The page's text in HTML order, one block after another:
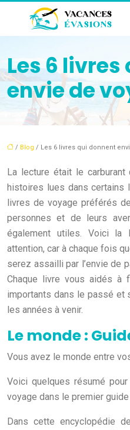
Les 6
envie de
/ Blog / Les 6 livres qui donnent
La lecture était le
histoires lues dans certains
livres de voyage préférés
personnes et de leurs
également utiles. Voici
attention, car à chaque fois
serez assailli par l’envie de
Chaque livre vous aidés à
importants dans le passé et
les années à venir.
Le monde :
Vous avez le monde entre
Voici quelques résumé
voyage dans le premier
Dans cette encyclopédie